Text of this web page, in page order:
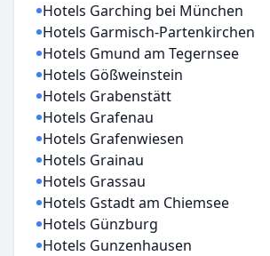
Hotels Garching bei München
Hotels Garmisch-Partenkirchen
Hotels Gmund am Tegernsee
Hotels Gößweinstein
Hotels Grabenstätt
Hotels Grafenau
Hotels Grafenwiesen
Hotels Grainau
Hotels Grassau
Hotels Gstadt am Chiemsee
Hotels Günzburg
Hotels Gunzenhausen